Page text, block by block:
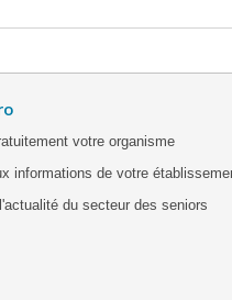
votre organisme
informations de votre
du secteur des seniors